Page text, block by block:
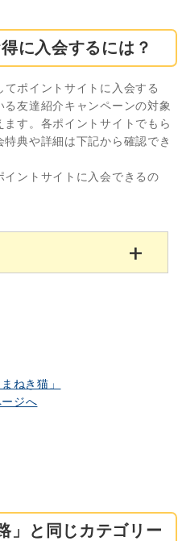
に入会するには？
ポイントサイトに入会する
友達紹介キャンペーンの対象
す。各ポイントサイトでもら
典や詳細は下記から確認でき
ントサイトに入会できるの
ねき猫」
ジへ
」と同じカテゴリー